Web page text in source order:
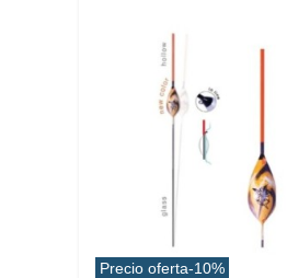
Precio oferta-10%